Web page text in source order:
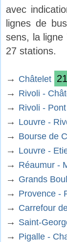
avec
lignes de
sens, la ligne
27 stations.
→ Châtelet 21
→ Rivoli -
→ Rivoli -
→ Louvre -
→ Bourse de
→ Louvre -
→ Réaumur -
→ Grands
→ Provence -
→ Carrefour
→ Saint-
→ Pigalle -